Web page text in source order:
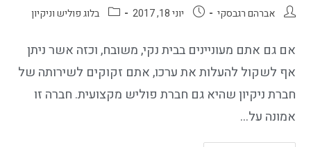
אברהם רגבסקי יוני 18, 2017 בלוג פוליש וניקיון
אם גם אתם מעוניינים בבית נקי, משובח, וכזה אשר ניתן
אף לשקול להעלות את ערכו, אתם זקוקים לשירותה של
חברת ניקיון שהיא גם חברת פוליש מקצועית. חברה זו
אמונה על…